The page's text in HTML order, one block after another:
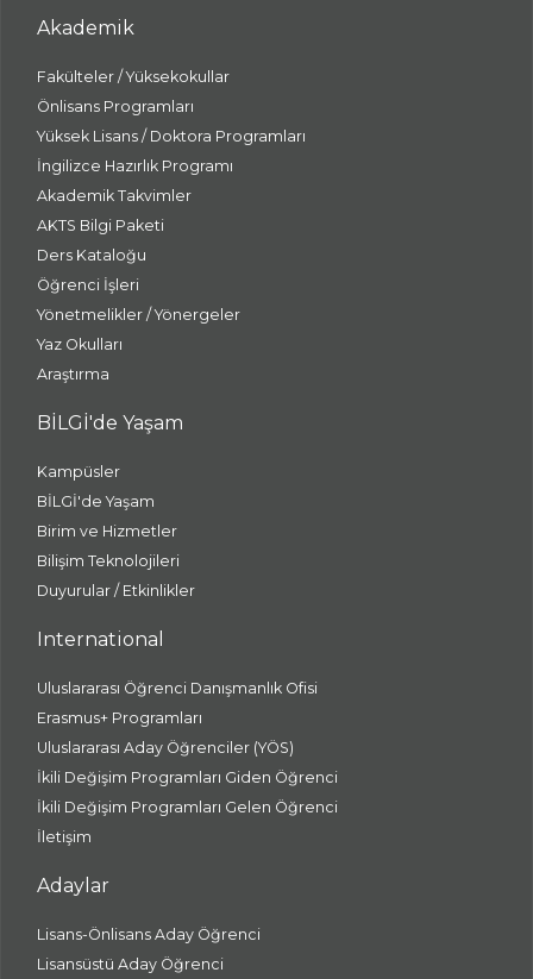
Akademik
Fakülteler / Yüksekokullar
Önlisans Programları
Yüksek Lisans / Doktora Programları
İngilizce Hazırlık Programı
Akademik Takvimler
AKTS Bilgi Paketi
Ders Kataloğu
Öğrenci İşleri
Yönetmelikler / Yönergeler
Yaz Okulları
Araştırma
BİLGİ'de Yaşam
Kampüsler
BİLGİ'de Yaşam
Birim ve Hizmetler
Bilişim Teknolojileri
Duyurular / Etkinlikler
International
Uluslararası Öğrenci Danışmanlık Ofisi
Erasmus+ Programları
Uluslararası Aday Öğrenciler (YÖS)
İkili Değişim Programları Giden Öğrenci
İkili Değişim Programları Gelen Öğrenci
İletişim
Adaylar
Lisans-Önlisans Aday Öğrenci
Lisansüstü Aday Öğrenci